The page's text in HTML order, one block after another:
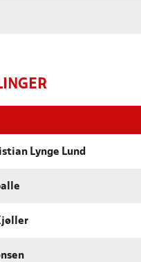
Lynge Lund